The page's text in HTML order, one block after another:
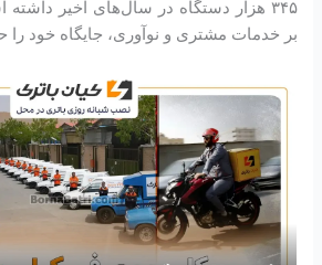
۳۴۵ هزار دستگاه در سال‌های اخیر
بر خدمات مشتری و نوآوری، جایگاه خود